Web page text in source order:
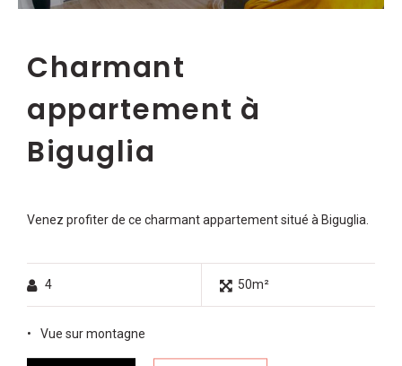
Charmant
appartement à
Biguglia
Venez profiter de ce charmant appartement situé à Biguglia.
4 50m²
Vue sur montagne